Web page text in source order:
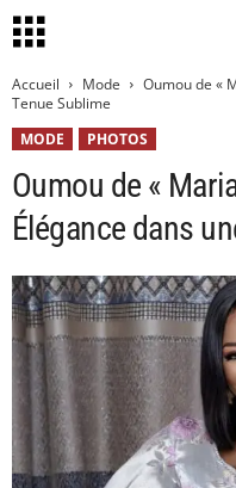
Accueil Mode
Oumou de «
Tenue Sublime
MODE
PHOTOS
Oumou de «
Élégance dans